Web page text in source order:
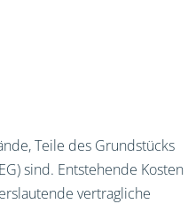
Teile des Grundstücks
sind. Entstehende Kosten
vertragliche